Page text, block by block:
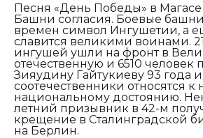
Песня «День Победы» в Магасе
Башни согласия. Боевые
времен символ Ингушетии, а
славится великими воинами.
ингушей ушли на фронт в
отечественную и 6510 человек
Зияудину Гайтукиеву 93 года и
соотечественники относятся к
национальному достоянию.
летний призывник в 42-м
крещение в Сталинградской
на Берлин.